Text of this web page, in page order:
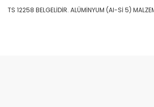
TS 12258 BELGELİDİR. ALÜMİNYUM (Al-Sİ 5)